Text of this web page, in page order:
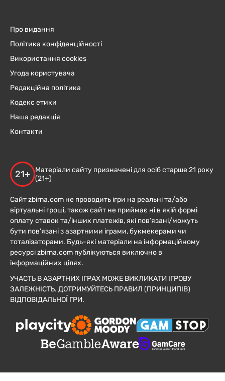
Про видання
Політика конфіденційності
Використання cookies
Угода користувача
Редакційна політика
Кодекс етики
Наша редакція
Контакти
21+
Матеріали сайту призначені для осіб старше 21 року
(21+)
Сайт zbirna.com не проводить ігри на реальні та/або
віртуальні гроші, також сайт не приймає ні в якій формі
оплату ставок та/інших платежів, які пов’язані/можуть
бути пов’язані з азартними іграми, букмекерами чи
тоталізаторами. Будь-які матеріали на інформаційному
ресурсі zbirna.com публікуються виключно в
інформаційних цілях.
УЧАСТЬ В АЗАРТНИХ ІГРАХ МОЖЕ ВИКЛИКАТИ ІГРОВУ
ЗАЛЕЖНІСТЬ. ДОТРИМУЙТЕСЬ ПРАВИЛ (ПРИНЦИПІВ)
ВІДПОВІДАЛЬНОЇ ГРИ.